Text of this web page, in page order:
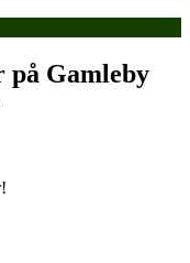
Gamleby